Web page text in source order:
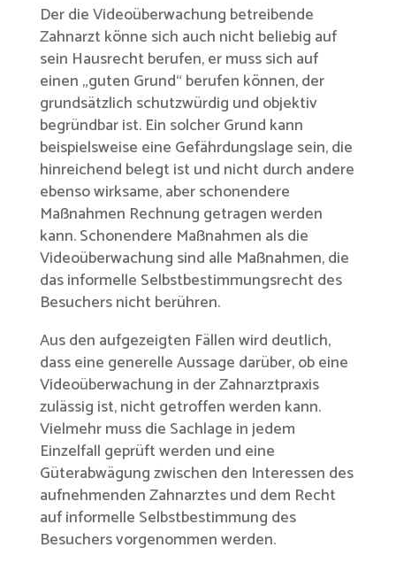
Der die Videoüberwachung betreibende
Zahnarzt könne sich auch nicht beliebig auf
sein Hausrecht berufen, er muss sich auf
einen „guten Grund“ berufen können, der
grundsätzlich schutzwürdig und objektiv
begründbar ist. Ein solcher Grund kann
beispielsweise eine Gefährdungslage sein, die
hinreichend belegt ist und nicht durch andere
ebenso wirksame, aber schonendere
Maßnahmen Rechnung getragen werden
kann. Schonendere Maßnahmen als die
Videoüberwachung sind alle Maßnahmen, die
das informelle Selbstbestimmungsrecht des
Besuchers nicht berühren.
Aus den aufgezeigten Fällen wird deutlich,
dass eine generelle Aussage darüber, ob eine
Videoüberwachung in der Zahnarztpraxis
zulässig ist, nicht getroffen werden kann.
Vielmehr muss die Sachlage in jedem
Einzelfall geprüft werden und eine
Güterabwägung zwischen den Interessen des
aufnehmenden Zahnarztes und dem Recht
auf informelle Selbstbestimmung des
Besuchers vorgenommen werden.